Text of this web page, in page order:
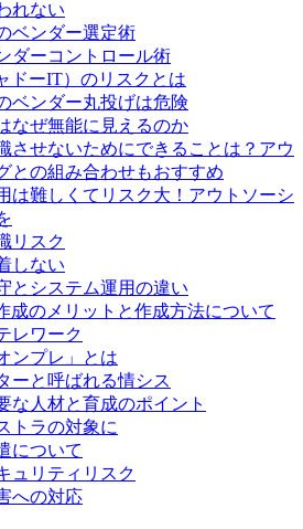
れない
ベンダー選定術
ダーコントロール術
ドーIT）のリスクとは
ベンダー丸投げは危険
なぜ無能に見えるのか
させないためにできることは？アウ
との組み合わせもおすすめ
は難しくてリスク大！アウトソーシ
リスク
しない
とシステム運用の違い
成のメリットと作成方法について
レワーク
ンプレ」とは
ーと呼ばれる情シス
な人材と育成のポイント
トラの対象に
について
ュリティリスク
への対応